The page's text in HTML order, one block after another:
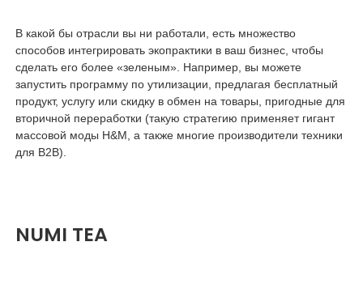
В какой бы отрасли вы ни работали, есть множество
способов интегрировать экопрактики в ваш бизнес, чтобы
сделать его более «зеленым». Например, вы можете
запустить программу по утилизации, предлагая бесплатный
продукт, услугу или скидку в обмен на товары, пригодные для
вторичной переработки (такую стратегию применяет гигант
массовой моды H&M, а также многие производители техники
для B2B).
NUMI TEA